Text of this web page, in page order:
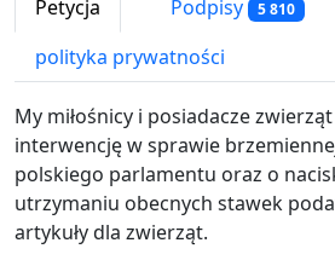
Petycja Podpisy 5 810
polityka prywatności
My miłośnicy i posiadacze zwierząt
interwencję w sprawie
polskiego parlamentu oraz o
utrzymaniu obecnych stawek
artykuły dla zwierząt.